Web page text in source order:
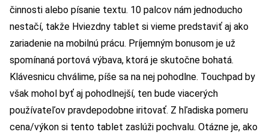
činnosti alebo písanie textu. 10 palcov nám jednoducho
nestačí, takže Hviezdny tablet si vieme predstaviť aj ako
zariadenie na mobilnú prácu. Príjemným bonusom je už
spomínaná portová výbava, ktorá je skutočne bohatá.
Klávesnicu chválime, píše sa na nej pohodlne. Touchpad by
však mohol byť aj pohodlnejší, ten bude viacerých
používateľov pravdepodobne iritovať. Z hľadiska pomeru
cena/výkon si tento tablet zaslúži pochvalu. Otázne je, ako